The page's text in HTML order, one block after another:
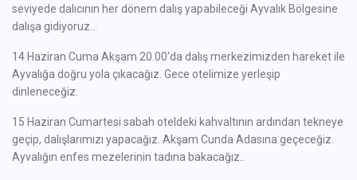
seviyede dalıcının her dönem dalış yapabileceği Ayvalık Bölgesine
dalışa gidiyoruz...
14 Haziran Cuma Akşam 20.00'da dalış merkezimizden hareket ile
Ayvalığa doğru yola çıkacağız. Gece otelimize yerleşip
dinleneceğiz.
15 Haziran Cumartesi sabah oteldeki kahvaltının ardından tekneye
geçip, dalışlarımızı yapacağız. Akşam Cunda Adasına geçeceğiz.
Ayvalığın enfes mezelerinin tadına bakacağız..